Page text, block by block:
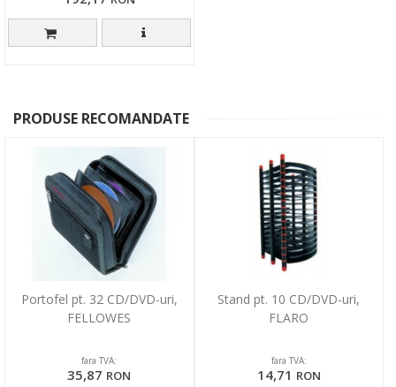
PRODUSE RECOMANDATE
Portofel pt. 32 CD/DVD-uri,
FELLOWES
fara TVA:
35,87 RON
Stand pt. 10 CD/DVD-uri,
FLARO
fara TVA:
14,71 RON